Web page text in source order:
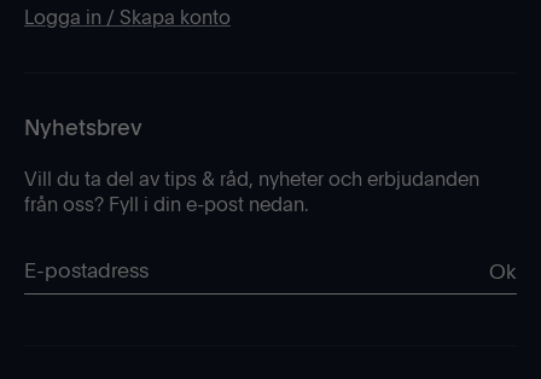
Logga in / Skapa konto
Nyhetsbrev
Vill du ta del av tips & råd, nyheter och erbjudanden
från oss? Fyll i din e-post nedan.
Ok